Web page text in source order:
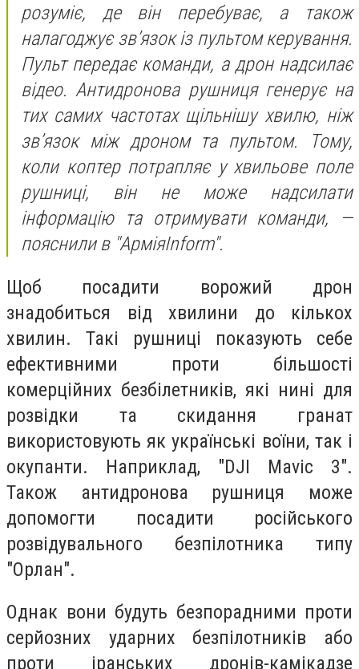
розуміє, де він перебуває, а також
налагоджує зв’язок із пультом керування.
Пульт передає команди, а дрон надсилає
відео. Антидронова рушниця генерує на
тих самих частотах щільнішу хвилю, ніж
зв’язок між дроном та пультом. Тому,
коли коптер потрапляє у хвильове поле
рушниці, він не може надсилати
інформацію та отримувати команди, —
пояснили в "АрміяInform".
Щоб посадити ворожий дрон
знадобиться від хвилини до кількох
хвилин. Такі рушниці показують себе
ефективними проти більшості
комерційних безбілетників, які нині для
розвідки та скидання гранат
використовують як українські воїни, так і
окупанти. Наприклад, "DJI Mavic 3".
Також антидронова рушниця може
допомогти посадити російського
розвідувального безпілотника типу
"Орлан".
Однак вони будуть безпорадними проти
серйозних ударних безпілотників або
проти іранських дронів-камікадзе